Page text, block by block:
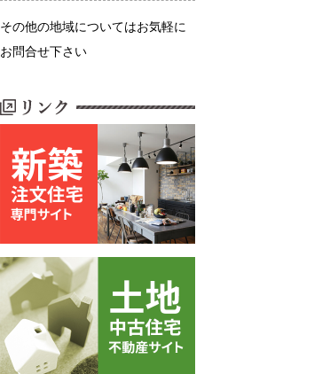
その他の地域についてはお気軽に
お問合せ下さい